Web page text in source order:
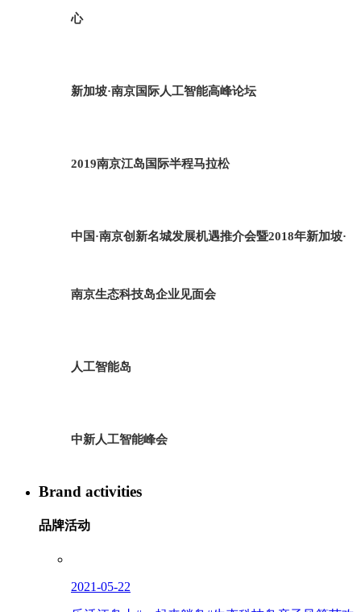
心
新加坡·南京国际人工智能高峰论坛
2019南京江岛国际半程马拉松
中国·南京创新名城发展机遇推介会暨2018年新加坡·
南京生态科技岛企业见面会
人工智能岛
中新人工智能峰会
Brand activities
品牌活动
2021-05-22